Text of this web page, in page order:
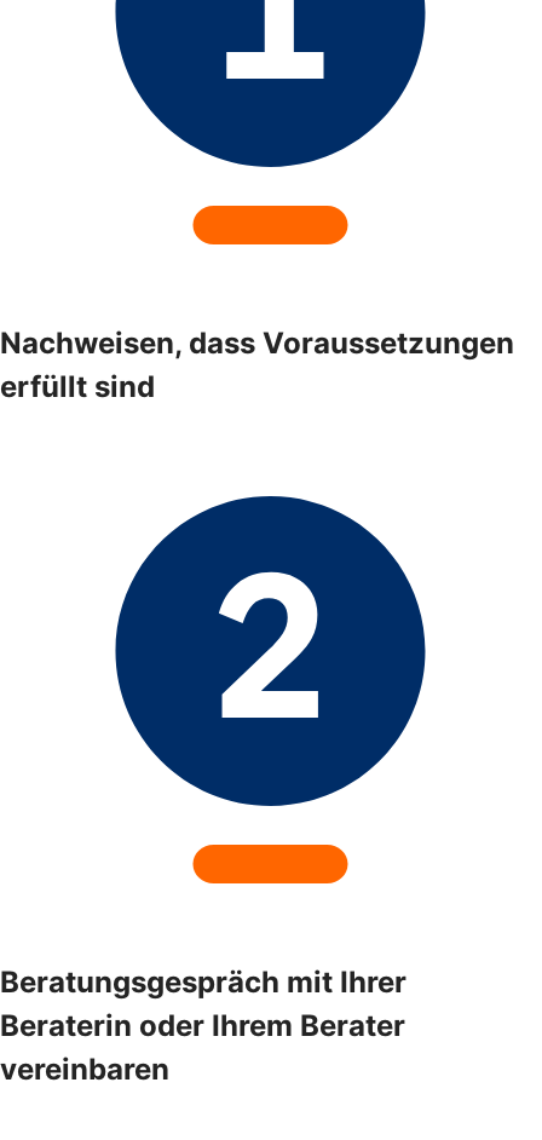
Nachweisen, dass Voraussetzungen
erfüllt sind
Beratungsgespräch mit Ihrer
Beraterin oder Ihrem Berater
vereinbaren